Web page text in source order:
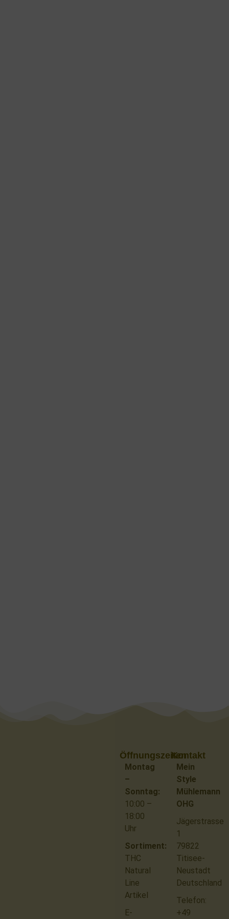
Kontakt
Mein
Style
Mühlemann
OHG
Jägerstrasse
1
79822
Titisee-
Neustadt
Deutschland
Telefon:
+49
Öffnungszeiten
Montag
–
Sonntag:
10:00 –
18:00
Uhr
Sortiment:
THC
Natural
Line
Artikel
E-